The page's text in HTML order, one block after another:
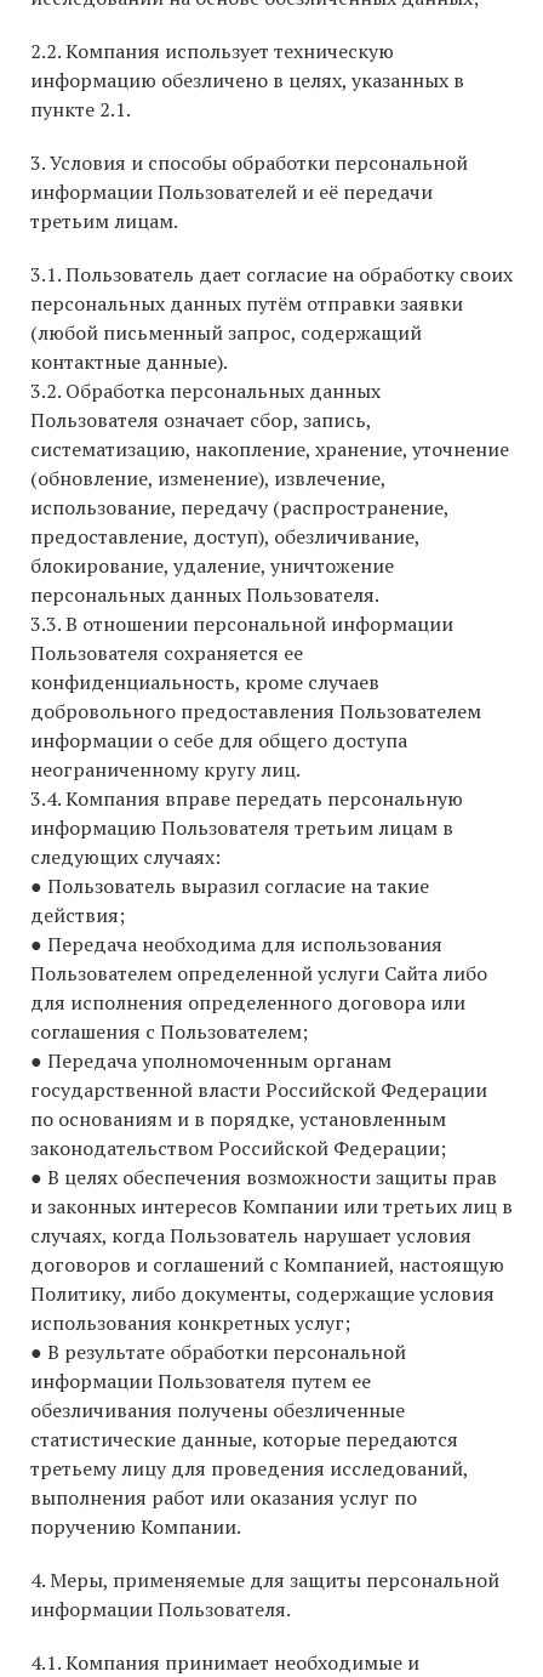
2.2. Компания использует техническую
информацию обезличено в целях, указанных в
пункте 2.1.
3. Условия и способы обработки персональной
информации Пользователей и её передачи
третьим лицам.
3.1. Пользователь дает согласие на обработку своих
персональных данных путём отправки заявки
(любой письменный запрос, содержащий
контактные данные).
3.2. Обработка персональных данных
Пользователя означает сбор, запись,
систематизацию, накопление, хранение, уточнение
(обновление, изменение), извлечение,
использование, передачу (распространение,
предоставление, доступ), обезличивание,
блокирование, удаление, уничтожение
персональных данных Пользователя.
3.3. В отношении персональной информации
Пользователя сохраняется ее
конфиденциальность, кроме случаев
добровольного предоставления Пользователем
информации о себе для общего доступа
неограниченному кругу лиц.
3.4. Компания вправе передать персональную
информацию Пользователя третьим лицам в
следующих случаях:
● Пользователь выразил согласие на такие
действия;
● Передача необходима для использования
Пользователем определенной услуги Сайта либо
для исполнения определенного договора или
соглашения с Пользователем;
● Передача уполномоченным органам
государственной власти Российской Федерации
по основаниям и в порядке, установленным
законодательством Российской Федерации;
● В целях обеспечения возможности защиты прав
и законных интересов Компании или третьих лиц в
случаях, когда Пользователь нарушает условия
договоров и соглашений с Компанией, настоящую
Политику, либо документы, содержащие условия
использования конкретных услуг;
● В результате обработки персональной
информации Пользователя путем ее
обезличивания получены обезличенные
статистические данные, которые передаются
третьему лицу для проведения исследований,
выполнения работ или оказания услуг по
поручению Компании.
4. ​Меры, применяемые для защиты персональной
информации Пользователя.
4.1. Компания принимает необходимые и